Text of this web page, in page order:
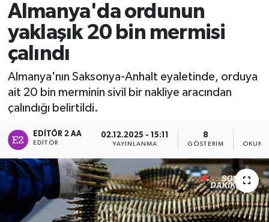
Almanya'da ordunun
yaklaşık 20 bin mermisi
çalındı
Almanya'nın Saksonya-Anhalt eyaletinde, orduya
ait 20 bin merminin sivil bir nakliye aracından
çalındığı belirtildi.
EDITÖR 2 AA
EDITÖR
02.12.2025 - 15:11
YAYINLANMA
8
GÖSTERIM
Eğitim
Ekonomi
Genel
Gündem
Magazin
Sağlık
Siyaset
Tüm Manşetler
Son Dakika Haberleri
Haber Arşivi